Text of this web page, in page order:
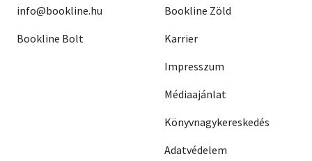
info@bookline.hu
Bookline Bolt
Bookline Zöld
Karrier
Impresszum
Médiaajánlat
Könyvnagykereskedés
Adatvédelem